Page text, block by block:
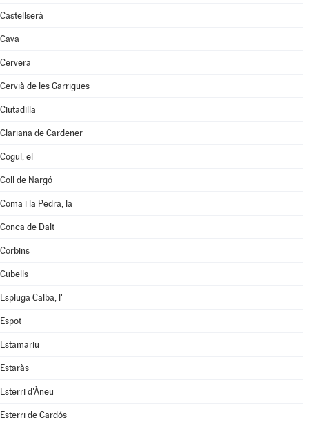
Castellserà
Cava
Cervera
Cervià de les Garrigues
Ciutadilla
Clariana de Cardener
Cogul, el
Coll de Nargó
Coma i la Pedra, la
Conca de Dalt
Corbins
Cubells
Espluga Calba, l'
Espot
Estamariu
Estaràs
Esterri d'Àneu
Esterri de Cardós